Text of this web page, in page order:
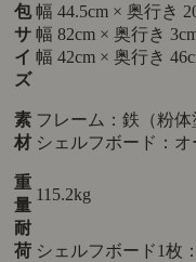
包
サ
イ
ズ
幅 44.5cm × 奥行き
幅 82cm × 奥行き
幅 42cm × 奥行き
素
材
フレーム：鉄（粉体
シェルフボード：オ
重
量
115.2kg
耐
荷 シェルフボード1枚